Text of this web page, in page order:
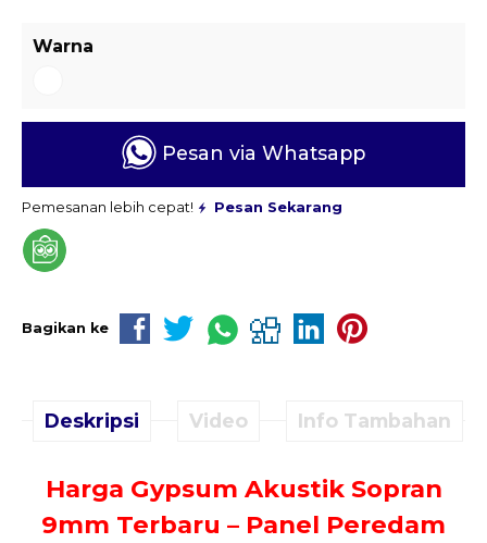
Warna
Pesan via Whatsapp
Pemesanan lebih cepat! Pesan Sekarang
Bagikan ke
Deskripsi Video Info Tambahan
Harga Gypsum Akustik Sopran
9mm Terbaru – Panel Peredam